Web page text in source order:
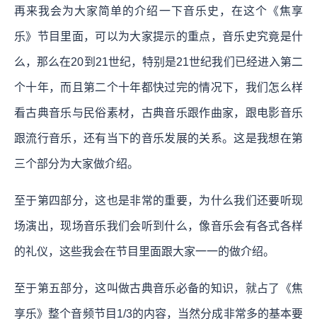
再来我会为大家简单的介绍一下音乐史，在这个《焦享
乐》节目里面，可以为大家提示的重点，音乐史究竟是什
么，那么在20到21世纪，特别是21世纪我们已经进入第二
个十年，而且第二个十年都快过完的情况下，我们怎么样
看古典音乐与民俗素材，古典音乐跟作曲家，跟电影音乐
跟流行音乐，还有当下的音乐发展的关系。这是我想在第
三个部分为大家做介绍。
至于第四部分，这也是非常的重要，为什么我们还要听现
场演出，现场音乐我们会听到什么，像音乐会有各式各样
的礼仪，这些我会在节目里面跟大家一一的做介绍。
至于第五部分，这叫做古典音乐必备的知识，就占了《焦
享乐》整个音频节目1/3的内容，当然分成非常多的基本要